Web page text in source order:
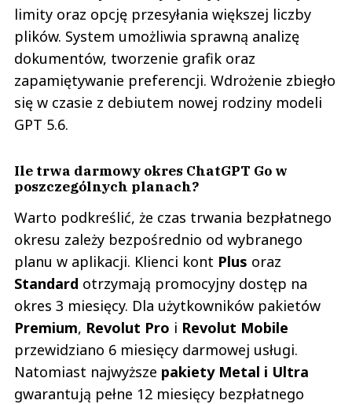
limity oraz opcję przesyłania większej liczby
plików. System umożliwia sprawną analizę
dokumentów, tworzenie grafik oraz
zapamiętywanie preferencji. Wdrożenie zbiegło
się w czasie z debiutem nowej rodziny modeli
GPT 5.6.
Ile trwa darmowy okres ChatGPT Go w
poszczególnych planach?
Warto podkreślić, że czas trwania bezpłatnego
okresu zależy bezpośrednio od wybranego
planu w aplikacji. Klienci kont Plus oraz
Standard otrzymają promocyjny dostęp na
okres 3 miesięcy. Dla użytkowników pakietów
Premium, Revolut Pro i Revolut Mobile
przewidziano 6 miesięcy darmowej usługi.
Natomiast najwyższe pakiety Metal i Ultra
gwarantują pełne 12 miesięcy bezpłatnego